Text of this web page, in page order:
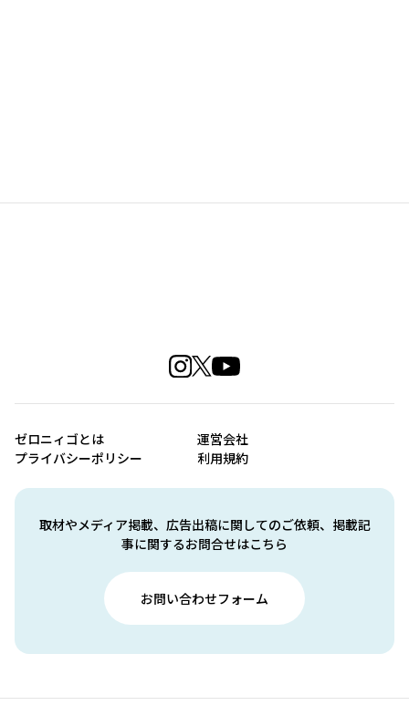
取材やメディア掲載、広告出稿に関してのご依頼、掲載記
事に関するお問合せはこちら
お問い合わせフォーム
ゼロニィゴとは
運営会社
プライバシーポリシー
利用規約